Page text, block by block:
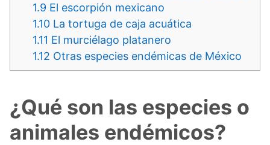
1.9 El escorpión mexicano
1.10 La tortuga de caja acuática
1.11 El murciélago platanero
1.12 Otras especies endémicas de México
¿Qué son las especies o
animales endémicos?